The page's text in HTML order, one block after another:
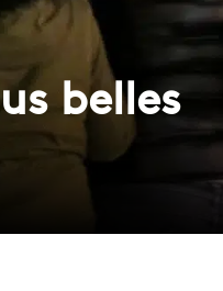
belles